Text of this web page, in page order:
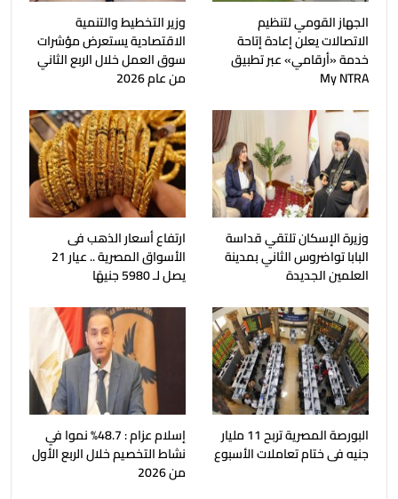
الجهاز القومي لتنظيم
الاتصالات يعلن إعادة إتاحة
خدمة «أرقامي» عبر تطبيق
My NTRA
وزير التخطيط والتنمية
الاقتصادية يستعرض مؤشرات
سوق العمل خلال الربع الثاني
من عام 2026
وزيرة الإسكان تلتقي قداسة
البابا تواضروس الثاني بمدينة
العلمين الجديدة
ارتفاع أسعار الذهب فى
الأسواق المصرية .. عيار 21
يصل لـ 5980 جنيهًا
البورصة المصرية تربح 11 مليار
جنيه فى ختام تعاملات الأسبوع
إسلام عزام : 48.7% نموا في
نشاط التخصيم خلال الربع الأول
من 2026